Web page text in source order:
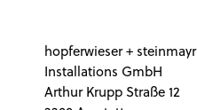
hopferwieser + steinmayr
Installations GmbH
Arthur Krupp Straße 12